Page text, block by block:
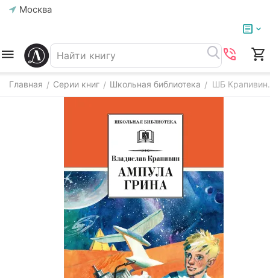
Москва
Главная / Серии книг / Школьная библиотека / ШБ